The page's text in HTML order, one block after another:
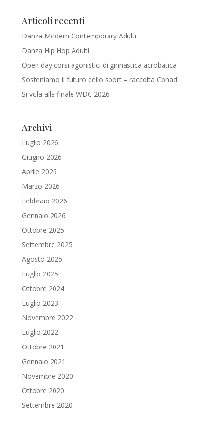
Articoli recenti
Danza Modern Contemporary Adulti
Danza Hip Hop Adulti
Open day corsi agonistici di ginnastica acrobatica
Sosteniamo il futuro dello sport – raccolta Conad
Si vola alla finale WDC 2026
Archivi
Luglio 2026
Giugno 2026
Aprile 2026
Marzo 2026
Febbraio 2026
Gennaio 2026
Ottobre 2025
Settembre 2025
Agosto 2025
Luglio 2025
Ottobre 2024
Luglio 2023
Novembre 2022
Luglio 2022
Ottobre 2021
Gennaio 2021
Novembre 2020
Ottobre 2020
Settembre 2020